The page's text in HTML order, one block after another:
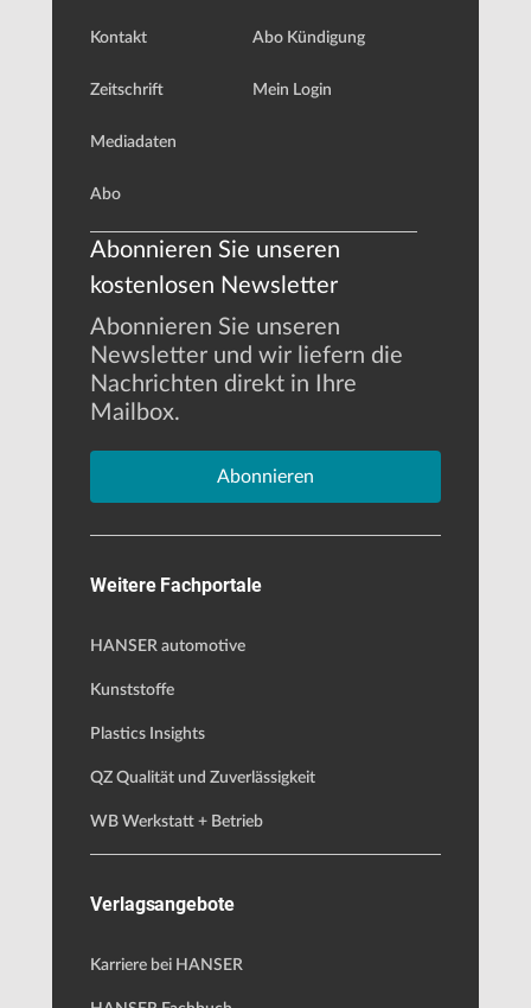
Kontakt
Zeitschrift
Mediadaten
Abo
Abo Kündigung
Mein Login
Abonnieren Sie unseren
kostenlosen Newsletter
Abonnieren Sie unseren
Newsletter und wir liefern die
Nachrichten direkt in Ihre
Mailbox.
Abonnieren
Weitere Fachportale
HANSER automotive
Kunststoffe
Plastics Insights
QZ Qualität und Zuverlässigkeit
WB Werkstatt + Betrieb
Verlagsangebote
Karriere bei HANSER